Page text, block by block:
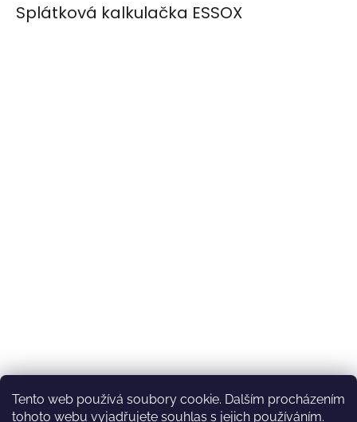
Tento web používá soubory cookie. Dalším procházením
tohoto webu vyjadřujete souhlas s jejich používáním.
Splátková kalkulačka ESSOX